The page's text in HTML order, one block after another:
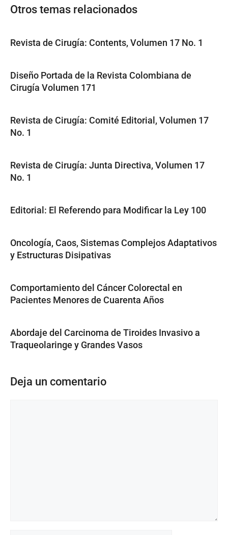
Otros temas relacionados
Revista de Cirugía: Contents, Volumen 17 No. 1
Diseño Portada de la Revista Colombiana de
Cirugía Volumen 171
Revista de Cirugía: Comité Editorial, Volumen 17
No. 1
Revista de Cirugía: Junta Directiva, Volumen 17
No. 1
Editorial: El Referendo para Modificar la Ley 100
Oncología, Caos, Sistemas Complejos Adaptativos
y Estructuras Disipativas
Comportamiento del Cáncer Colorectal en
Pacientes Menores de Cuarenta Años
Abordaje del Carcinoma de Tiroides Invasivo a
Traqueolaringe y Grandes Vasos
Deja un comentario